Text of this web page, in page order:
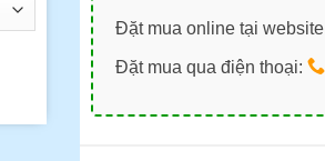
Đặt mua online tại website
Đặt mua qua điện thoại: